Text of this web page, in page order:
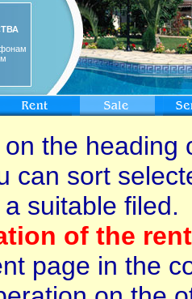
the heading
can sort
suitable filed.
of the
page in the